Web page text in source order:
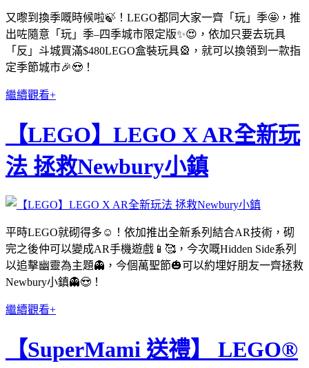
又嚟到換季嘅時候啦🍃！LEGO都同大家一齊「玩」季🤩，推
出咗隨意「玩」季–四季城市限定版✨😍，依加只要去玩具
「反」斗城買滿$480LEGO盒裝玩具🎡，就可以換領到一款指
定季節城市🎉😍！
繼續觀看+
【LEGO】LEGO X AR全新玩
法 拯救Newbury小鎮
平時LEGO就砌得多☺️！依加推出全新系列結合AR技術，砌
完之後仲可以變成AR手機遊戲📱🥰，今次嘅Hidden Side系列
以追擊幽靈為主題👻，今個萬聖節🎃可以約埋好朋友一齊拯救
Newbury小鎮👻😍！
繼續觀看+
【SuperMami 送禮】 LEGO®